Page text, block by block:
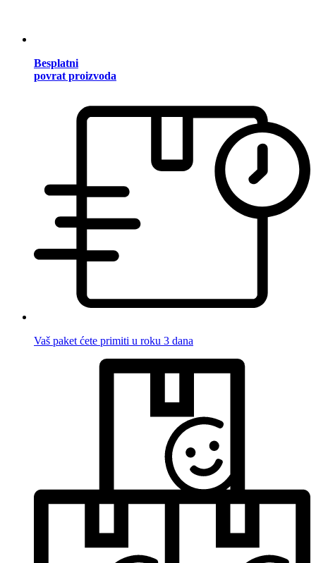
Besplatni
povrat proizvoda
Vaš paket ćete primiti u roku 3 dana